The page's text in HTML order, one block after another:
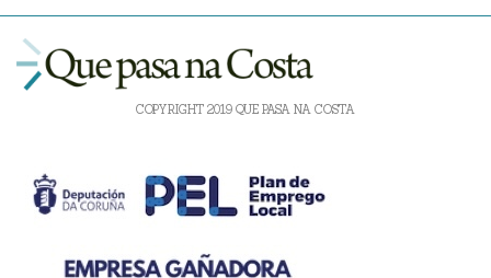
COPYRIGHT 2019 QUE PASA NA COSTA